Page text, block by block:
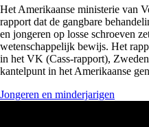
Het Amerikaanse ministerie van
rapport dat de gangbare
en jongeren op losse schroeven
wetenschappelijk bewijs. Het
in het VK (Cass-rapport),
kantelpunt in het Amerikaanse
Jongeren en minderjarigen